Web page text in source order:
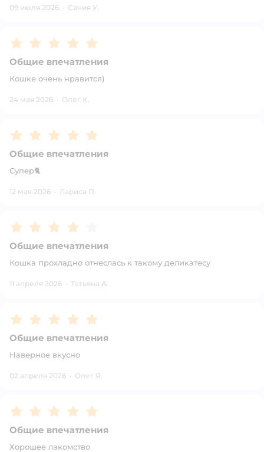
09 июля 2026 · Сания У.
Рейтинг:5
Общие впечатления
Кошке очень нравится)
24 мая 2026 · Олег К.
Рейтинг:5
Общие впечатления
Супер🐈
12 мая 2026 · Лариса П.
Рейтинг:4
Общие впечатления
Кошка прохладно отнеслась к такому деликатесу
11 апреля 2026 · Татьяна А.
Рейтинг:5
Общие впечатления
Наверное вкусно
02 апреля 2026 · Олег Я.
Рейтинг:5
Общие впечатления
Хорошее лакомство